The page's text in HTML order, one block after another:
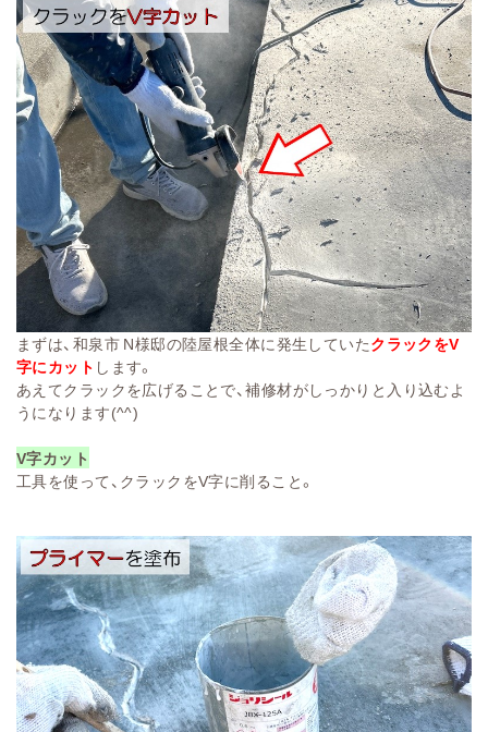
まずは、和泉市 N様邸の陸屋根全体に発生していたクラックをV
字にカット します。
あえてクラックを広げることで、補修材がしっかりと入り込むよ
うになります(^^)
V字カット
工具を使って、クラックをV字に削ること。